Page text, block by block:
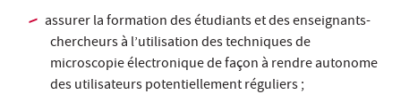
assurer la formation des étudiants et des enseignants-
chercheurs à l’utilisation des techniques de
microscopie électronique de façon à rendre autonome
des utilisateurs potentiellement réguliers ;